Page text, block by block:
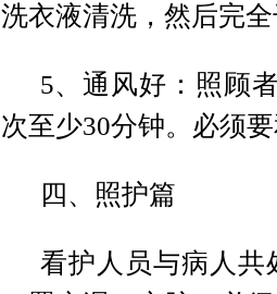
洗衣液清洗，然后完
5、通风好：照顾
次至少30分钟。必须
四、照护篇
看护人员与病人共